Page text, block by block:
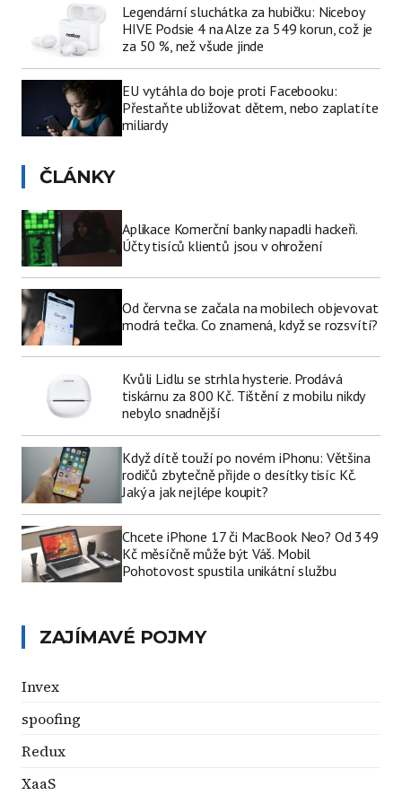
Legendární sluchátka za hubičku: Niceboy
HIVE Podsie 4 na Alze za 549 korun, což je
za 50 %, než všude jinde
EU vytáhla do boje proti Facebooku:
Přestaňte ubližovat dětem, nebo zaplatíte
miliardy
ČLÁNKY
Aplikace Komerční banky napadli hackeři.
Účty tisíců klientů jsou v ohrožení
Od června se začala na mobilech objevovat
modrá tečka. Co znamená, když se rozsvítí?
Kvůli Lidlu se strhla hysterie. Prodává
tiskárnu za 800 Kč. Tištění z mobilu nikdy
nebylo snadnější
Když dítě touží po novém iPhonu: Většina
rodičů zbytečně přijde o desítky tisíc Kč.
Jaký a jak nejlépe koupit?
Chcete iPhone 17 či MacBook Neo? Od 349
Kč měsíčně může být Váš. Mobil
Pohotovost spustila unikátní službu
ZAJÍMAVÉ POJMY
Invex
spoofing
Redux
XaaS